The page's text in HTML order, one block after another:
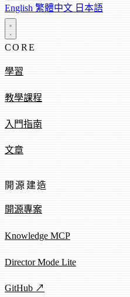
English 繁體中文 日本語
CORE
學習
教學課程
入門指南
文章
開源建造
開源專案
Knowledge MCP
Director Mode Lite
GitHub ↗